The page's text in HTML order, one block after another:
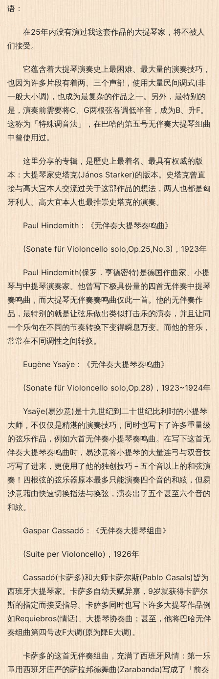
语：
在25年内没有演过我这套作品的大提琴家，将不被人
们接受。
它蕴含着大提琴演奏史上最困难、最大量的演奏技巧，
也因为许多片段有着两、三个声部，使用大量民间调式(非
一般大小调)，也成为最复杂的作品之一。另外，最特别的
是，演奏前需要将C、G两根弦各调低半音，成为B、升F。
这称为「特殊调音法」，在巴哈的第五号无伴奏大提琴组曲
中曾使用过。
这里分享的专辑，是歷史上最着名、最具有权威的版
本：大提琴家史塔克(János Starker)的版本。史塔克曾直
接与高大宜本人交流过关于这部作品的想法，两人也都是匈
牙利人。高大宜本人也最推崇史塔克的演奏。
Paul Hindemith：《无伴奏大提琴奏鸣曲》
(Sonate für Violoncello solo,Op.25,No.3)，1923年
Paul Hindemith(保罗．亨德密特)是德国作曲家、小提
琴与中提琴演奏家。他曾写下极具份量的四首无伴奏中提琴
奏鸣曲，而大提琴无伴奏奏鸣曲仅此一首。他的无伴奏作
品，最特别的就是让弦乐做出类似打击乐的演奏，并且让同
一个乐句在不同的节奏转换下变得瞬息万变。而他的音乐，
常常在不同调性之间转换。
Eugène Ysaÿe：《无伴奏大提琴奏鸣曲》
(Sonate für Violoncello solo,Op.28)，1923~1924年
Ysaÿe(易沙意)是十九世纪到二十世纪比利时的小提琴
大师，不仅仅是精湛的演奏技巧，同时也写下了许多重量级
的弦乐作品，例如六首无伴奏小提琴奏鸣曲。在写下这首无
伴奏大提琴奏鸣曲时，易沙意将小提琴的大量连弓与双音技
巧写了进来，更使用了他的独创技巧－五个音以上的和弦演
奏！四根弦的弦乐器原本最多只能演奏四个音的和絃，但易
沙意藉由快速切换指法与换弦，演奏出了五个甚至六个音的
和絃。
Gaspar Cassadó：《无伴奏大提琴组曲》
(Suite per Violoncello)，1926年
Cassadó(卡萨多)和大师卡萨尔斯(Pablo Casals)皆为
西班牙大提琴家。卡萨多自幼天赋异禀，9岁就获得卡萨尔
斯的指定而接受指导。卡萨多同时也写下许多大提琴作品例
如Requiebros(情话)、大提琴协奏曲；甚至，他将巴哈无伴
奏组曲第四号改F大调(原为降E大调)。
卡萨多的这首无伴奏组曲，充满了西班牙风情：第一乐
章用西班牙庄严的萨拉邦德舞曲(Zarabanda)写成了「前奏